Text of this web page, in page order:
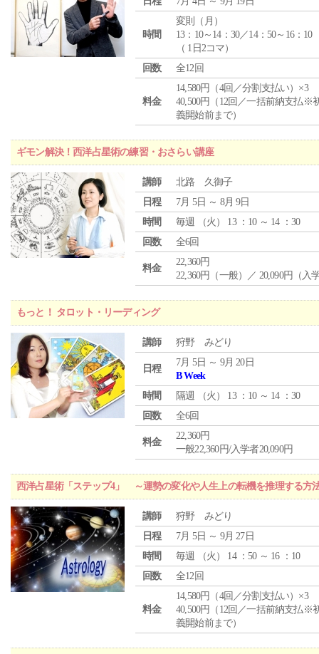
時間
変則（月）
13：10～14：30／14：50～16：10
（ 1日2コマ）
回数
全12回
料金
14,580円（4回／分割支払い）×3
40,500円（12回／一括前納支払※
義開始前まで）
ギモン解決！西洋占星術の練習・おさらい講座
講師
北路 久御子
日程
7月 5日 ～ 8月 9日
時間
毎週 （火 ） 13 ：10 ～ 14 ：30
回数
全6回
料金
22,360円
22,360円（一般）／ 20,090円（入
もっと！ タロット・リーディング
講師 狩野 みどり
日程
7月 5日 ～ 9月 20日
B Week
時間
隔週 （火 ） 13 ：10 ～ 14 ：30
回数
全6回
料金
22,360円
一般22,360円/入学者20,090円
西洋占星術「ステップ4」 ～運勢の変化や人生上の転機を推理する方
講師
狩野 みどり
日程
7月 5日 ～ 9月 27日
時間
毎週 （火 ） 14 ：50 ～ 16 ：10
回数
全12回
料金
14,580円（4回／分割支払い）×3
40,500円（12回／一括前納支払※
義開始前まで）